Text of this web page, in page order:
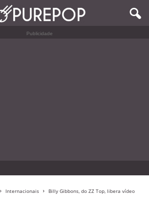
Publicidade
Internacionais
Billy Gibbons, do ZZ Top, libera vídeo